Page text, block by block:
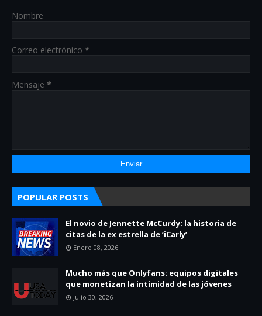
Nombre
Correo electrónico *
Mensaje *
POPULAR POSTS
El novio de Jennette McCurdy: la historia de
citas de la ex estrella de ‘iCarly’
Enero 08, 2026
Mucho más que Onlyfans: equipos digitales
que monetizan la intimidad de las jóvenes
Julio 30, 2026